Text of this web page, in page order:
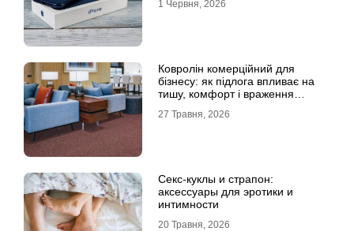
1 Червня, 2026
Ковролін комерційний для
бізнесу: як підлога впливає на
тишу, комфорт і враження
27 Травня, 2026
Секс-куклы и страпон:
аксессуары для эротики и
интимности
20 Травня, 2026